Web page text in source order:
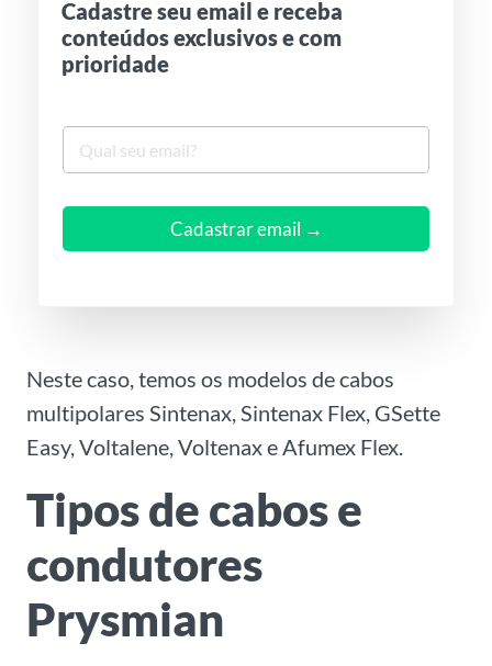
Cadastre seu email e receba
conteúdos exclusivos e com
prioridade
S
u
Cadastrar email →
Neste caso, temos os modelos de cabos
multipolares Sintenax, Sintenax Flex, GSette
Easy, Voltalene, Voltenax e Afumex Flex.
Tipos de cabos e
condutores
Prysmian